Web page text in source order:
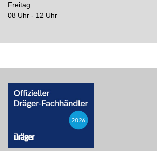
Freitag
08 Uhr - 12 Uhr